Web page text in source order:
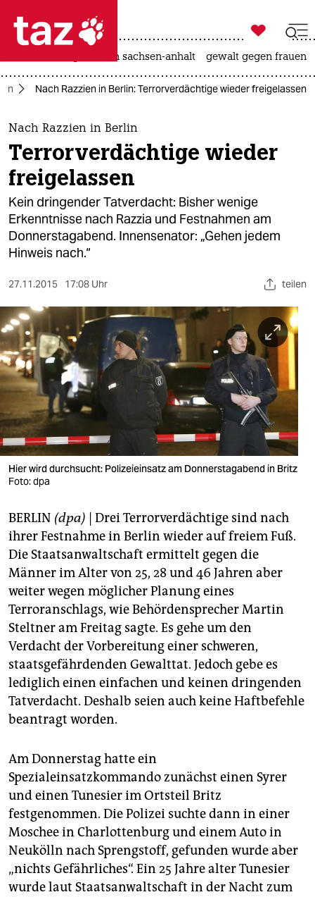
 taz zahl ich
taz zahl ich
themen
politik
öko
gesellschaft
kultur
sport
berlin
nord
wahrheit
verlag
verlag
veranstaltungen
fragen & hilfe
unterstützen
abo
genossenschaft
epaper login

taz zahl ich
landtagswahl in sachsen-anhalt gewalt gegen frauen
Nach Razzien in Berlin: Terrorverdächtige wieder freigelassen
Nach Razzien in Berlin
Terrorverdächtige wieder
freigelassen
Kein dringender Tatverdacht: Bisher wenige
Erkenntnisse nach Razzia und Festnahmen am
Donnerstagabend. Innensenator: „Gehen jedem
Hinweis nach.“
27.11.2015 17:08 Uhr teilen
Hier wird durchsucht: Polizeieinsatz am Donnerstagabend in Britz
Foto: dpa
BERLIN (dpa) | Drei Terrorverdächtige sind nach
ihrer Festnahme in Berlin wieder auf freiem Fuß.
Die Staatsanwaltschaft ermittelt gegen die
Männer im Alter von 25, 28 und 46 Jahren aber
weiter wegen möglicher Planung eines
Terroranschlags, wie Behördensprecher Martin
Steltner am Freitag sagte. Es gehe um den
Verdacht der Vorbereitung einer schweren,
staatsgefährdenden Gewalttat. Jedoch gebe es
lediglich einen einfachen und keinen dringenden
Tatverdacht. Deshalb seien auch keine Haftbefehle
beantragt worden.
Am Donnerstag hatte ein
Spezialeinsatzkommando zunächst einen Syrer
und einen Tunesier im Ortsteil Britz
festgenommen. Die Polizei suchte dann in einer
Moschee in Charlottenburg und einem Auto in
Neukölln nach Sprengstoff, gefunden wurde aber
„nichts Gefährliches“. Ein 25 Jahre alter Tunesier
wurde laut Staatsanwaltschaft in der Nacht zum